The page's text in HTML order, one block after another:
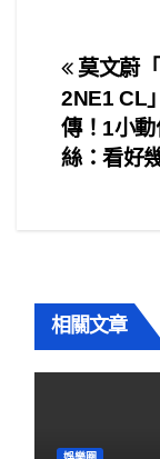
e
b
o
o
文
章
導
莫文蔚
2NE1 CL
傳！1小
絲：看好
相關文章